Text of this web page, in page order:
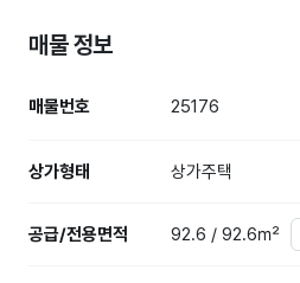
매물 정보
매물번호 25176
상가형태 상가주택
공급/전용면적 92.6 / 92.6㎡